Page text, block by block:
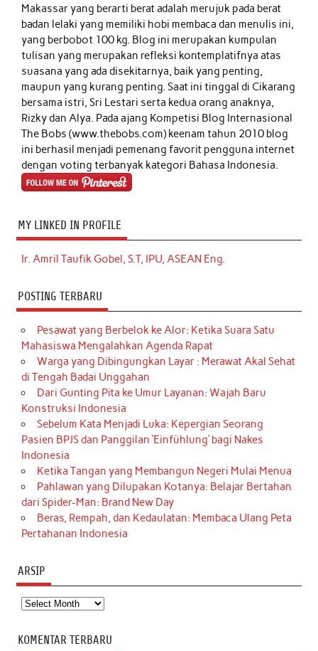
Makassar yang berarti berat adalah merujuk pada berat
badan lelaki yang memiliki hobi membaca dan menulis ini,
yang berbobot 100 kg. Blog ini merupakan kumpulan
tulisan yang merupakan refleksi kontemplatifnya atas
suasana yang ada disekitarnya, baik yang penting,
maupun yang kurang penting. Saat ini tinggal di Cikarang
bersama istri, Sri Lestari serta kedua orang anaknya,
Rizky dan Alya. Pada ajang Kompetisi Blog Internasional
The Bobs (www.thebobs.com) keenam tahun 2010 blog
ini berhasil menjadi pemenang favorit pengguna internet
dengan voting terbanyak kategori Bahasa Indonesia.
MY LINKED IN PROFILE
Ir. Amril Taufik Gobel, S.T, IPU, ASEAN Eng.
POSTING TERBARU
Pesawat yang Berbelok ke Alor: Ketika Suara Satu
Mahasiswa Mengalahkan Agenda Rapat
Warga yang Dibingungkan Layar : Merawat Akal Sehat
di Tengah Badai Unggahan
Dari Gunting Pita ke Umur Layanan: Wajah Baru
Konstruksi Indonesia
Sebelum Kata Menjadi Luka: Kepergian Seorang
Pasien BPJS dan Panggilan ‘Einfühlung’ bagi Nakes
Indonesia
Ketika Tangan yang Membangun Negeri Mulai Menua
Pahlawan yang Dilupakan Kotanya: Belajar Bertahan
dari Spider-Man: Brand New Day
Beras, Rempah, dan Kedaulatan: Membaca Ulang Peta
Pertahanan Indonesia
ARSIP
Arsip
KOMENTAR TERBARU